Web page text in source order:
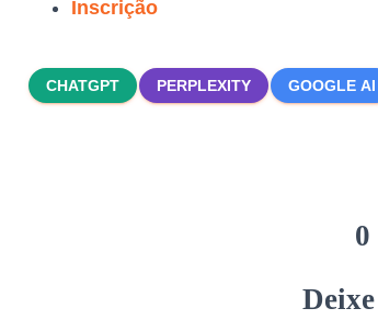
Inscrição
CHATGPT PERPLEXITY GOOGLE AI
0